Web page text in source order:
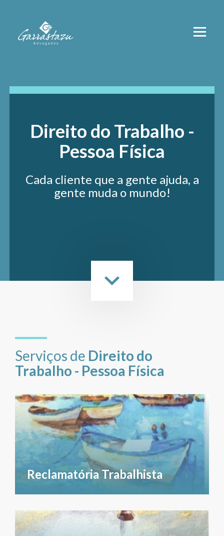
Direito do Trabalho -
Pessoa Física
Cada cliente que a gente ajuda, a
gente muda o mundo!
Serviços de Direito do
Trabalho - Pessoa Física
Reclamatória Trabalhista